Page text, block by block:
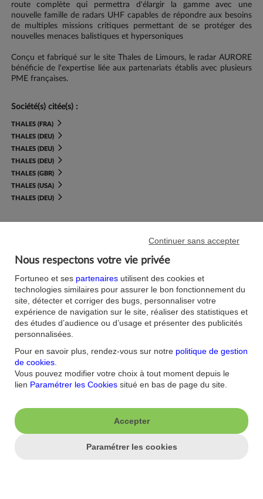
route complète qui permettra d'élargir la gamme avec une
nouvelle famille de radars UHF capables de répondre aux besoins
de multiples missions critiques permettant de se protéger des
nouvelles menaces balistiques et hypersoniques
Conçu et fabriqué sur le site Thales de Limours, le radar AURORE
bénéficie de l'expertise liée aux partenariats établis avec plusieurs
PME françaises.
Société(s) citée(s) :
THALES (FRA)
THALES (DEU)
THALES (DEU)
THALES (DEU)
THALES (GBR)
THALES (USA)
THALES (DEU)
Nos offres du moment
Parrainage
Fortuneo sur votre mobile
Recrutement
Conditions Générales
Accessibilité : non
conforme
Sécurité
Nos formulaires
Mentions légales
Plan du site
Nous respectons votre vie privée
Fortuneo et ses partenaires utilisent des cookies et
technologies similaires pour assurer le bon fonctionnement du
site, détecter et corriger des bugs, personnaliser votre
expérience de navigation sur le site, réaliser des statistiques et
des études d’audience ou d’usage et présenter des publicités
personnalisées.
Pour en savoir plus, rendez-vous sur notre politique de gestion
de cookies
Vous pouvez modifier votre choix à tout moment depuis le
lien Paramétrer les Cookies situé en bas de page du site.
Accepter
Continuer sans accepter
Paramétrer les cookies